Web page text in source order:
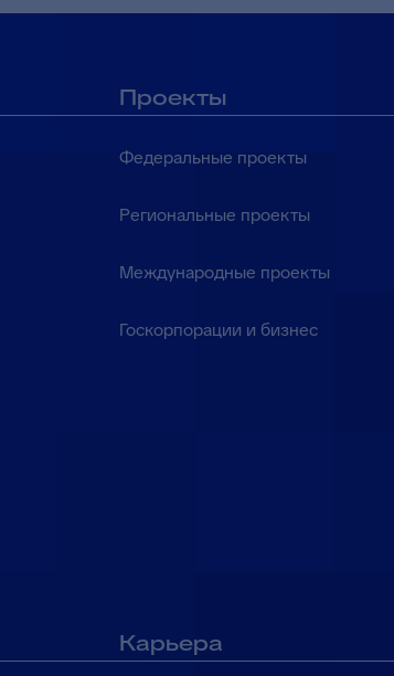
Проекты
Федеральные проекты
Региональные проекты
Международные проекты
Госкорпорации и бизнес
Карьера